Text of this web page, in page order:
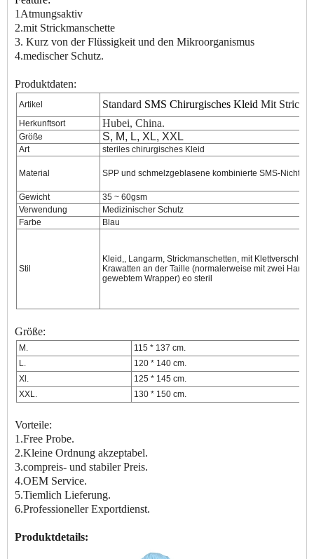
1 Atmungsaktiv
2.mit Strickmanschette
3. Kurz von der Flüssigkeit und den Mikroorganismus
4.medischer Schutz.
Produktdaten:
Artikel Standard SMS Chirurgisches Kleid Mit
Herkunftsort Hubei, China.
Größe S, M, L, XL, XXL
Art steriles chirurgisches Kleid
Material SPP und schmelzgeblasene kombinierte SMS-
Gewicht
35 ~ 60gsm
Verwendung
Medizinischer Schutz
Farbe
Blau
Stil
Kleid,, Langarm, Strickmanschetten, mit
Krawatten an der Taille (normalerweise mit zwei
gewebtem Wrapper) eo steril
Größe:
M.
115 * 137 cm.
L.
120 * 140 cm.
Xl.
125 * 145 cm.
XXL.
130 * 150 cm.
Vorteile:
1.Free Probe.
2.Kleine Ordnung akzeptabel.
3.compreis- und stabiler Preis.
4.OEM Service.
5.Tiemlich Lieferung.
6.Professioneller Exportdienst.
Produktdetails: